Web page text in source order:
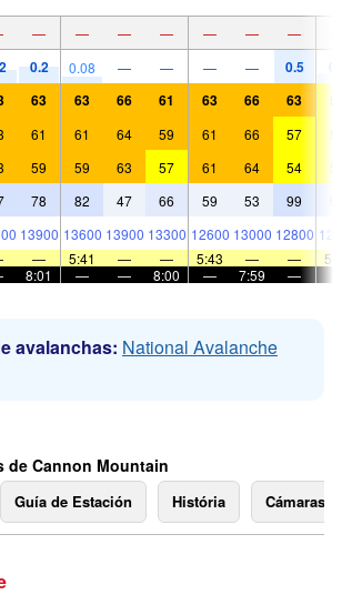
— — — — — — —
0.2 0.08 — — — — 0.5
63 63 66 61 63 66 63
61 61 64 59 61 66 57
59 59 63 57 61 64 54
78 82 47 66 59 53 99
13900 13600 13900 13300 12600 13000 12800
— 5:41 — — 5:43 — —
8:01 — — 8:00 — 7:59 —
avalanchas: National Avalanche
de Cannon Mountain
Guía de Estación História Cámaras